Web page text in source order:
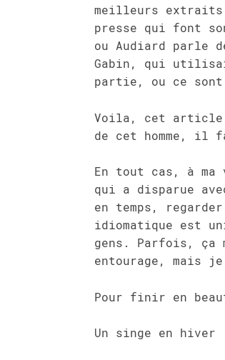
meilleurs
presse qui font
ou Audiard parle
Gabin, qui
partie, ou ce
Voila, cet article
de cet homme,
En tout cas, à
qui a disparue
en temps,
idiomatique est
gens. Parfois, ça
entourage, mais
Pour finir en
Un singe en hiver